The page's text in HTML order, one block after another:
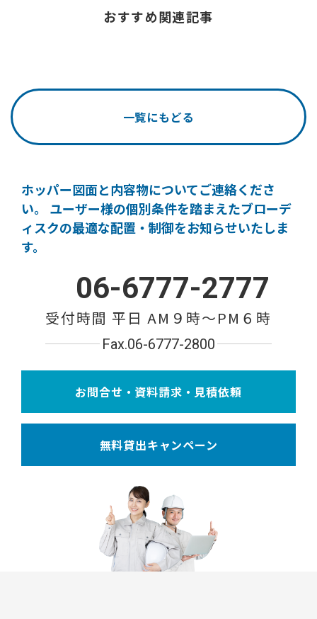
おすすめ関連記事
一覧にもどる
ホッパー図面と内容物についてご連絡くださ
い。
ユーザー様の個別条件を踏まえたブローデ
ィスクの最適な配置・制御をお知らせいたしま
す。
06-6777-2777
受付時間 平日 AM９時〜PM６時
Fax.06-6777-2800
お問合せ・資料請求・見積依頼
無料貸出キャンペーン